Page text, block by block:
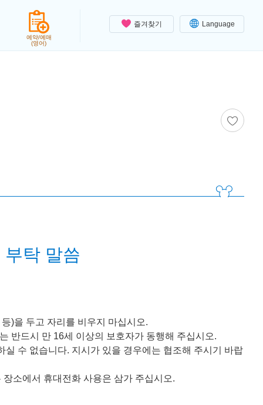
즐겨찾기 Language
예약/예매
(영어)
탁 말씀
)을 두고 자리를 비우지 마십시오.
반드시 만 16세 이상의 보호자가 동행해 주십시오.
수 없습니다. 지시가 있을 경우에는 협조해 주시기 바랍
소에서 휴대전화 사용은 삼가 주십시오.